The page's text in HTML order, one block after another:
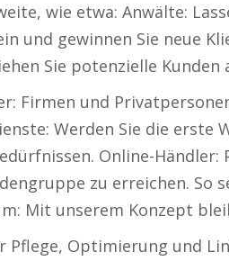
wie etwa: Anwälte:
und gewinnen Sie neue
Sie potenzielle Kunden
Firmen und
Werden Sie die erste
Online-Händler:
zu erreichen. So
Mit unserem Konzept
Pflege, Optimierung und